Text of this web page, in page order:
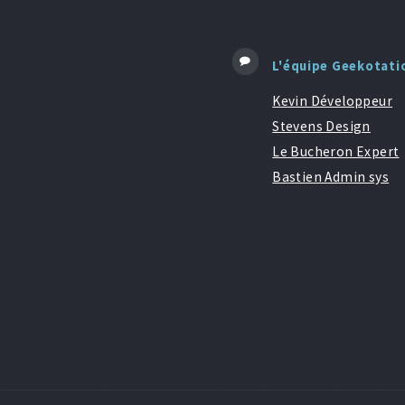
L'équipe
Kevin Développeur
Stevens Design
Le Bucheron Expert
Bastien Admin sys